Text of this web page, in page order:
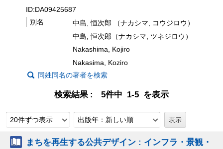
ID:DA09425687
別名
中島, 恒次郎 （ナカシマ, コウジロウ）
中島, 恒次郎（ナカシマ, ツネジロウ）
Nakashima, Kojiro
Nakasima, Koziro
同姓同名の著者を検索
検索結果 5件中 1-5 を表示
20件ずつ表示 出版年：新しい順
まちを再生する公共デザイン : インフラ・景観・